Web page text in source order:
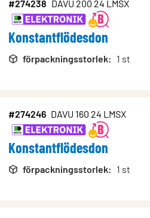
#274238 DAVU 200 24 LMSX
Konstantflödesdon
förpackningsstorlek: 1 st
#274246 DAVU 160 24 LMSX
Konstantflödesdon
förpackningsstorlek: 1 st